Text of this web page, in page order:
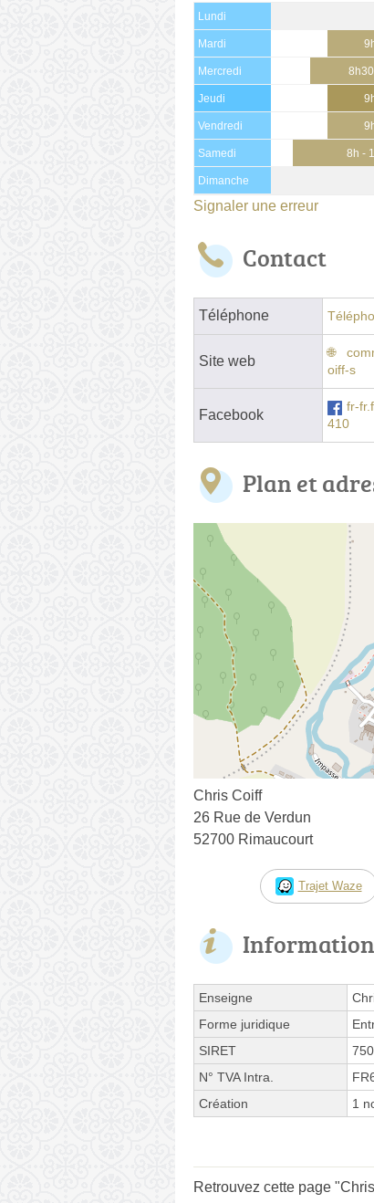
Lundi
Mardi
Mercredi
Jeudi
Vendredi
Samedi 8h -
Dimanche
Signaler une erreur
Contact
Téléphone
Site web
oiff-s
Facebook
fr-
410
Plan et
Chris Coiff
26 Rue de Verdun
52700 Rimaucourt
Trajet Waze
Enseigne
Forme juridique
SIRET
N° TVA Intra.
Création
1
Retrouvez cette page